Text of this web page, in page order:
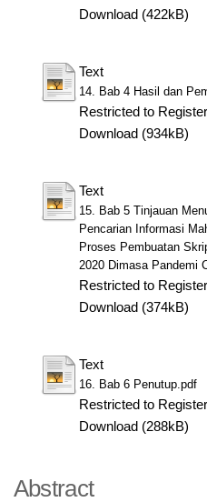
Download (422kB)
Text
14. Bab 4 Hasil dan
Restricted to
Download (934kB)
Text
15. Bab 5 Tinjauan
Pencarian Informasi
Proses Pembuatan
2020 Dimasa Pandemi
Restricted to
Download (374kB)
Text
16. Bab 6 Penutup.pdf
Restricted to
Download (288kB)
Abstract